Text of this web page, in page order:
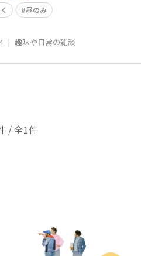
昼のみ
| 趣味や日常の雑談
/ 全1件